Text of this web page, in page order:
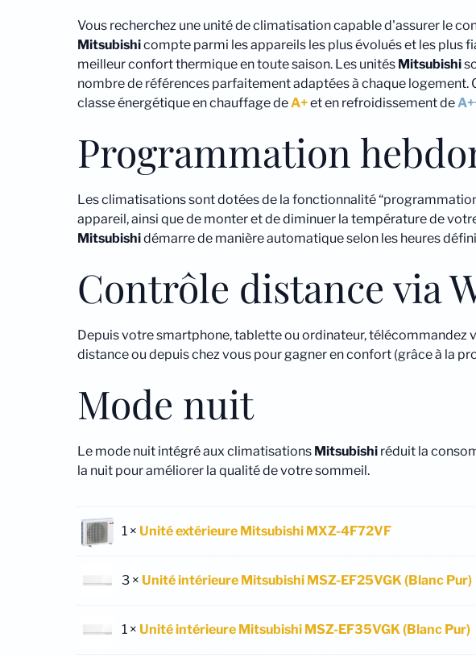
Vous recherchez une unité de climatisation capable d'assurer le
Mitsubishicompte parmi les appareils les plus évolués et les
meilleur confort thermique en toute saison. Les unités Mitsubishi
nombre de références parfaitement adaptées à chaque
classe énergétique en chauffage deA+et en refroidissement de
Programmation
Les climatisations sont dotées de la fonctionnalité
appareil, ainsi que de monter et de diminuer la température de
Mitsubishidémarre de manière automatique selon les heures
Contrôle distance via
Depuis votre smartphone, tablette ou ordinateur, télécommandez
distance ou depuis chez vous pour gagner en confort (grâce à la
Mode nuit
Le mode nuit intégré aux climatisations Mitsubishi réduit la
la nuit pour améliorer la qualité de votre sommeil.
1 × Unité extérieure Mitsubishi MXZ-4F72VF
3 × Unité intérieure Mitsubishi MSZ-EF25VGK (Blanc Pur)
1 × Unité intérieure Mitsubishi MSZ-EF35VGK (Blanc Pur)